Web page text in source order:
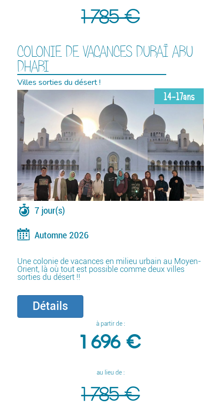
1 785 €
COLONIE DE VACANCES DUBAÏ ABU
DHABI
Villes sorties du désert !
14-17ans
7 jour(s)
Automne 2026
Une colonie de vacances en milieu urbain au Moyen-
Orient, là où tout est possible comme deux villes
sorties du désert !!
Détails
à partir de :
1 696 €
au lieu de :
1 785 €